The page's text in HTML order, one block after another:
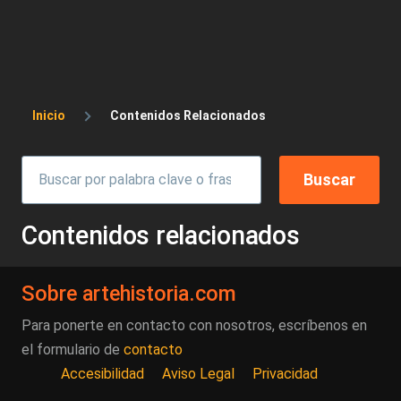
Sobrescribir enlaces de ayuda a la
Inicio Contenidos Relacionados
Contenidos relacionados
Sobre artehistoria.com
Para ponerte en contacto con nosotros, escríbenos en
el formulario de contacto
Accesibilidad
Aviso Legal Privacidad